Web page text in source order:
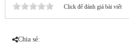
Click để đánh giá bài viết
Chia sẻ: